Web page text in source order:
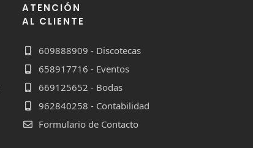
ATENCIÓN
AL CLIENTE
609888909 - Discotecas
658917716 - Eventos
669125652 - Bodas
962840258 - Contabilidad
Formulario de Contacto